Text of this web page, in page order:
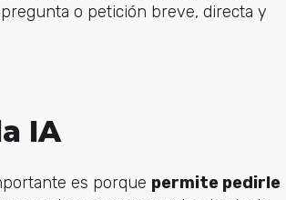
o petición breve, directa y
IA
es porque permite pedirle